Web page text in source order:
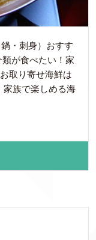
・刺身）おすす
が食べたい！家
取り寄せ海鮮は
家族で楽しめる海